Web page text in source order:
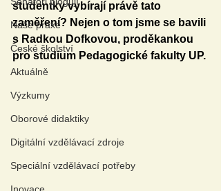
Naše praxe
České školství
Aktuálně
Výzkumy
Oborové didaktiky
Digitální vzdělávací zdroje
Speciální vzdělávací potřeby
studentky vybírají právě tato
zaměření? Nejen o tom jsme se bavili
s Radkou Dofkovou, proděkankou
pro studium Pedagogické fakulty UP.